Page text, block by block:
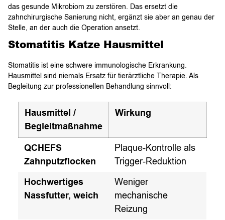
das gesunde Mikrobiom zu zerstören. Das ersetzt die
zahnchirurgische Sanierung nicht, ergänzt sie aber an genau der
Stelle, an der auch die Operation ansetzt.
Stomatitis Katze Hausmittel
Stomatitis ist eine schwere immunologische Erkrankung.
Hausmittel sind niemals Ersatz für tierärztliche Therapie. Als
Begleitung zur professionellen Behandlung sinnvoll:
Hausmittel /
Begleitmaßnahme
Wirkung
QCHEFS
Zahnputzflocken
Plaque-Kontrolle als
Trigger-Reduktion
Hochwertiges
Nassfutter, weich
Weniger
mechanische
Reizung